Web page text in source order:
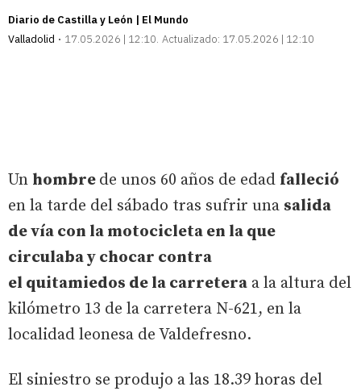
Diario de Castilla y León | El Mundo
Valladolid
17.05.2026 | 12:10 Actualizado: 17.05.2026 | 12:10
Un hombre de unos 60 años de edad falleció
en la tarde del sábado tras sufrir una salida
de vía con la motocicleta en la que
circulaba y chocar contra
el quitamiedos de la carretera a la altura del
kilómetro 13 de la carretera N-621, en la
localidad leonesa de Valdefresno.
El siniestro se produjo a las 18.39 horas del